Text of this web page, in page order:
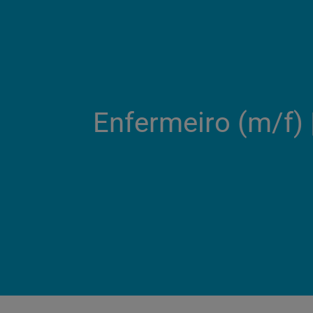
Enfermeiro (m/f)​